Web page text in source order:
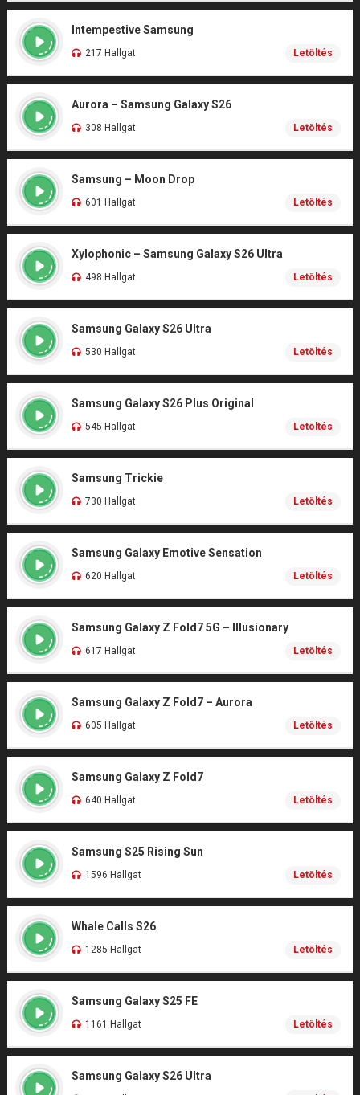
Intempestive Samsung
217 Hallgat Letöltés
Aurora – Samsung Galaxy S26
308 Hallgat Letöltés
Samsung – Moon Drop
601 Hallgat Letöltés
Xylophonic – Samsung Galaxy S26 Ultra
498 Hallgat Letöltés
Samsung Galaxy S26 Ultra
530 Hallgat Letöltés
Samsung Galaxy S26 Plus Original
545 Hallgat Letöltés
Samsung Trickie
730 Hallgat Letöltés
Samsung Galaxy Emotive Sensation
620 Hallgat Letöltés
Samsung Galaxy Z Fold7 5G – Illusionary
617 Hallgat Letöltés
Samsung Galaxy Z Fold7 – Aurora
605 Hallgat Letöltés
Samsung Galaxy Z Fold7
640 Hallgat Letöltés
Samsung S25 Rising Sun
1596 Hallgat Letöltés
Whale Calls S26
1285 Hallgat Letöltés
Samsung Galaxy S25 FE
1161 Hallgat Letöltés
Samsung Galaxy S26 Ultra